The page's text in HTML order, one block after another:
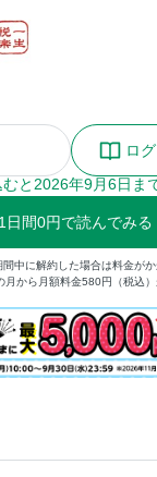
ロ
と 2026年9月6日ま
日間0円で読んでみる
中に解約した場合は料金がか
から月額料金580円（税込）